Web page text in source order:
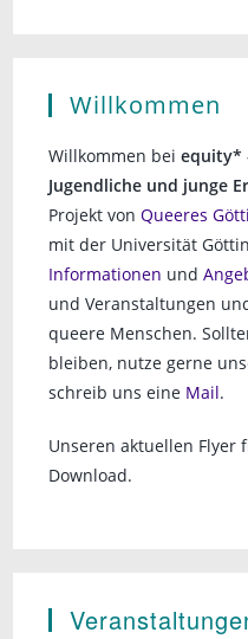
Willkommen
Willkommen beiequity*
Jugendliche und junge
Projekt vonQueeres
mit der Universität
Informationen und
und Veranstaltungen
queere Menschen.
bleiben, nutze gerne
schreib uns eine Mail.
Unseren aktuellen Flyer
Download.